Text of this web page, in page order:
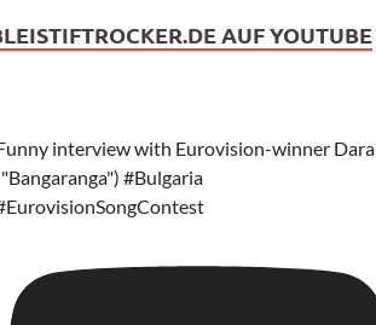
AUF YOUTUBE
interview with Eurovision-winner Dara
#Bulgaria